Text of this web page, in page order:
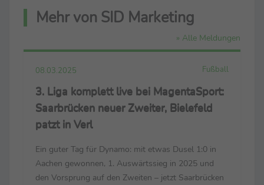
Mehr von SID Marketing
» Alle Meldungen
08.03.2025 Fußball
3. Liga komplett live bei MagentaSport:
Saarbrücken neuer Zweiter, Bielefeld
patzt in Verl
Ein guter Tag für Dynamo: mit etwas Dusel 1:0 in
Aachen gewonnen, 1. Auswärtssieg in 2025 und
den Vorsprung auf den Zweiten – jetzt Saarbrücken